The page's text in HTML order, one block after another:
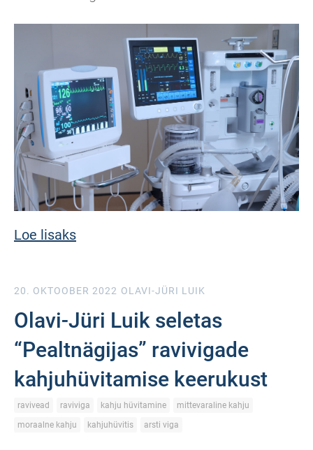
Loe lisaks
20. OKTOOBER 2022 OLAVI-JÜRI LUIK
Olavi-Jüri Luik seletas
“Pealtnägijas” ravivigade
kahjuhüvitamise keerukust
ravivead raviviga kahju hüvitamine
mittevaraline kahju
moraalne kahju
kahjuhüvitis arsti viga